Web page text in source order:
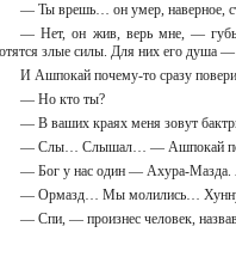
— Ты врешь… он умер, наверное,
— Нет, он жив, верь мне, — губы
злые силы. Для них его душа
И Ашпокай почему-то сразу
— Но кто ты?
— В ваших краях меня зовут
— Слы… Слышал… — Ашпокай
— Бог у нас один — Ахура-Мазда.
— Ормазд… Мы молились…
— Спи, — произнес человек,